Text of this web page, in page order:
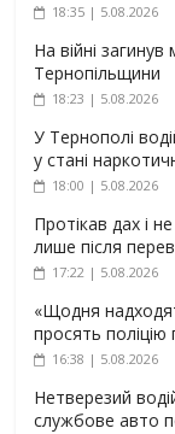
18:35 | 5.08.2026
На війні
Тернопільщини
18:23 | 5.08.2026
У Тернополі
у стані
18:00 | 5.08.2026
Протікав дах і
лише після
17:22 | 5.08.2026
«Щодня
просять
16:38 | 5.08.2026
Нетверезий
службове авто